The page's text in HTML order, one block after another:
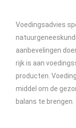
Voedingsadvies
aanbevelingen
rijk is aan
producten.
middel om de
balans te brengen.